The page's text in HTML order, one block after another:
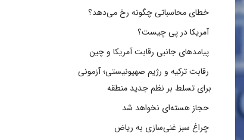
خطای محاسباتی چگونه رخ می‌دهد؟
آمریکا در پی چیست؟
پیامدهای جانبی رقابت آمریکا و چین
رقابت ترکیه و رژیم صهیونیستی؛ آزمونی
برای تسلط بر نظم جدید منطقه
حجاز هسته‌ای نخواهد شد
چراغ سبز غنی‌سازی به ریاض